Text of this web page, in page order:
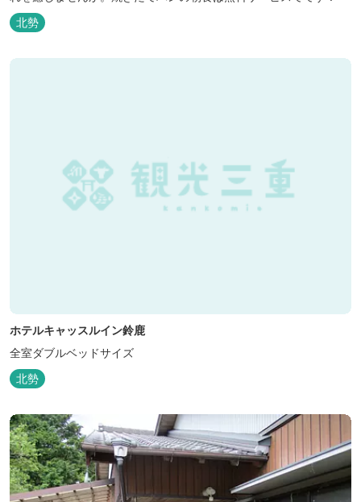
北勢
ホテルキャッスルイン鈴鹿
全室ダブルベッドサイズ
北勢